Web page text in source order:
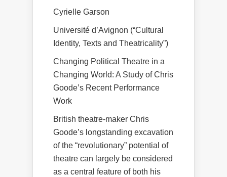
Cyrielle Garson
Université d’Avignon (“Cultural
Identity, Texts and Theatricality”)
Changing Political Theatre in a
Changing World: A Study of Chris
Goode’s Recent Performance
Work
British theatre-maker Chris
Goode’s longstanding excavation
of the “revolutionary” potential of
theatre can largely be considered
as a central feature of both his